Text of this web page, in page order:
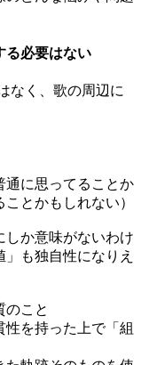
る必要はない
なく、歌の周辺に
通に思ってることか
とかもしれない）
しか意味がないわけ
も独自性になりえ
のこと
性を持った上で「組